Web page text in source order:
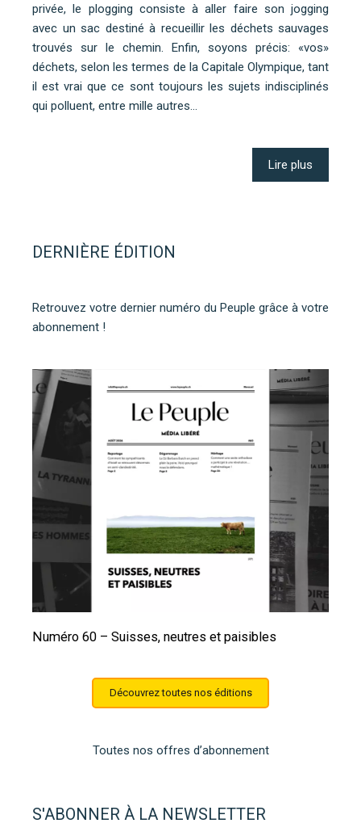
privée, le plogging consiste à aller faire son jogging
avec un sac destiné à recueillir les déchets sauvages
trouvés sur le chemin. Enfin, soyons précis: «vos»
déchets, selon les termes de la Capitale Olympique, tant
il est vrai que ce sont toujours les sujets indisciplinés
qui polluent, entre mille autres…
Lire plus
DERNIÈRE ÉDITION
Retrouvez votre dernier numéro du Peuple grâce à votre
abonnement !
Numéro 60 – Suisses, neutres et paisibles
Découvrez toutes nos éditions
Toutes nos offres d’abonnement
S'ABONNER À LA NEWSLETTER